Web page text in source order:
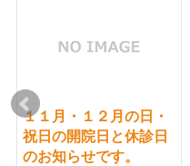
１１月・１２月の日・
祝日の開院日と休診日
のお知らせです。